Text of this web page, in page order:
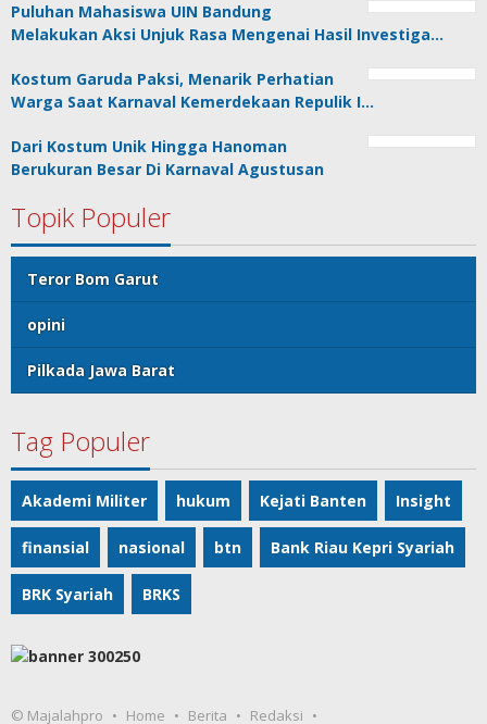
Puluhan Mahasiswa UIN Bandung
Melakukan Aksi Unjuk Rasa Mengenai Hasil Investiga…
Kostum Garuda Paksi, Menarik Perhatian
Warga Saat Karnaval Kemerdekaan Repulik I…
Dari Kostum Unik Hingga Hanoman
Berukuran Besar Di Karnaval Agustusan
Topik Populer
Teror Bom Garut
opini
Pilkada Jawa Barat
Tag Populer
Akademi Militer hukum Kejati Banten Insight
finansial nasional btn Bank Riau Kepri Syariah
BRK Syariah BRKS
© Majalahpro Home Berita Redaksi